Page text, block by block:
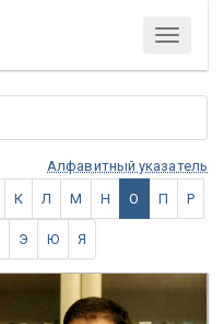
Меню
Алфавитный указатель
К Л М Н О П Р
Э Ю Я